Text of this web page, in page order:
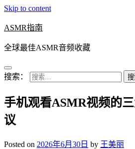
Skip to content
ASMR指南
全球最佳ASMR音频收藏
搜索：
手机观看ASMR视频的
议
Posted on 2026年6月30日 by 王美丽